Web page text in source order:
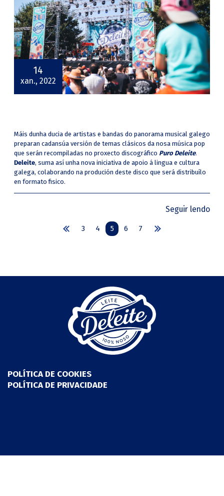
14
xan., 2022
Máis dunha ducia de artistas e bandas do panorama musical galego
preparan cadansúa versión de temas clásicos da nosa música pop
que serán recompiladas no proxecto discográfico Puro Deleite.
Deleite, suma así unha nova iniciativa de apoio á lingua e cultura
galega, colaborando na produción deste disco que será distribuílo
en formato fisico.
Seguir lendo
3 4 5 6 7
POLÍTICA DE COOKIES
POLÍTICA DE PRIVACIDADE